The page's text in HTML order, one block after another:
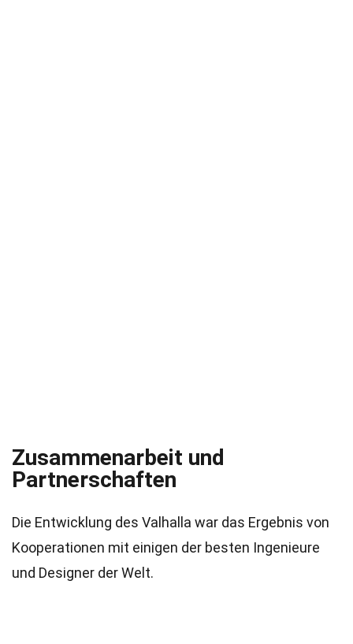
Zusammenarbeit und
Partnerschaften
Die Entwicklung des Valhalla war das Ergebnis von
Kooperationen mit einigen der besten Ingenieure
und Designer der Welt.